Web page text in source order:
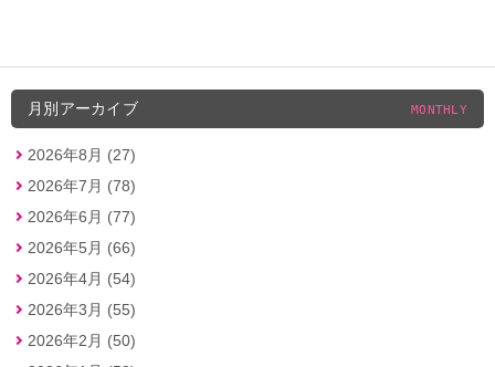
月別アーカイブ MONTHLY
2026年8月 (27)
2026年7月 (78)
2026年6月 (77)
2026年5月 (66)
2026年4月 (54)
2026年3月 (55)
2026年2月 (50)